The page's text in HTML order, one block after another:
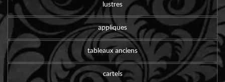
lustres
appliques
tableaux anciens
cartels